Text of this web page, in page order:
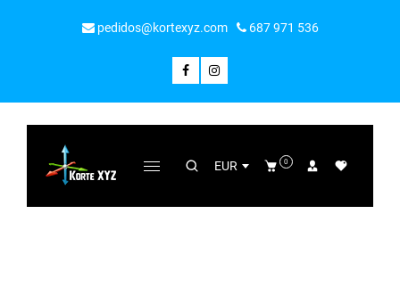
pedidos@kortexyz.com 687 971 536
EUR 0